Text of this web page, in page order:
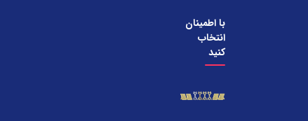
با اطمینان
انتخاب
کنید